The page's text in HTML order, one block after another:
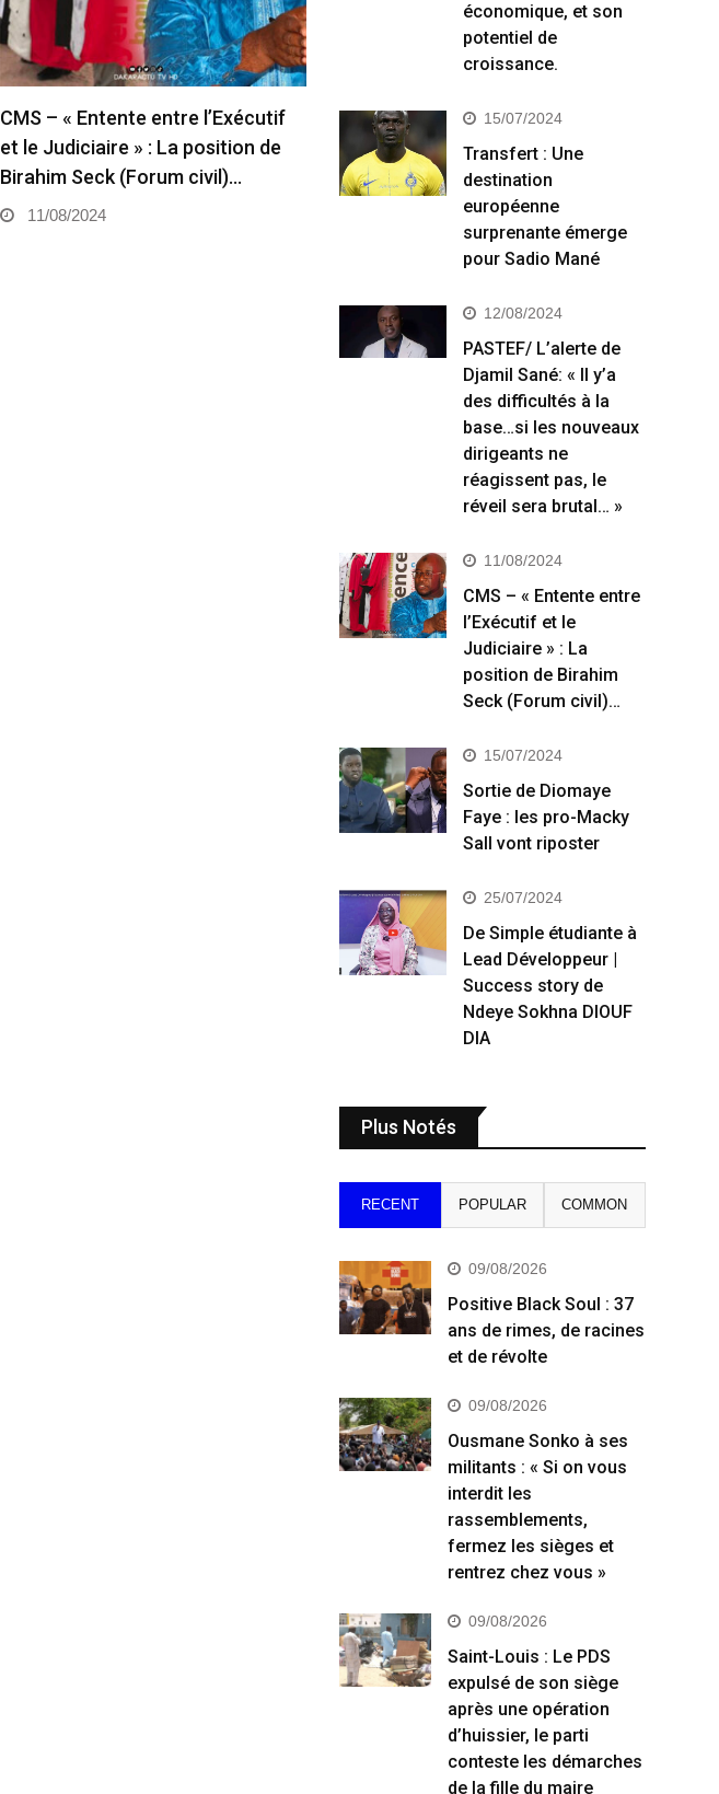
CMS – « Entente entre l’Exécutif
et le Judiciaire » : La position de
Birahim Seck (Forum civil)…
11/08/2024
économique, et son
potentiel de
croissance.
15/07/2024
Transfert : Une
destination
européenne
surprenante émerge
pour Sadio Mané
12/08/2024
PASTEF/ L’alerte de
Djamil Sané: « Il y’a
des difficultés à la
base…si les nouveaux
dirigeants ne
réagissent pas, le
réveil sera brutal… »
11/08/2024
CMS – « Entente entre
l’Exécutif et le
Judiciaire » : La
position de Birahim
Seck (Forum civil)…
15/07/2024
Sortie de Diomaye
Faye : les pro-Macky
Sall vont riposter
25/07/2024
De Simple étudiante à
Lead Développeur |
Success story de
Ndeye Sokhna DIOUF
DIA
Plus Notés
RECENT POPULAR COMMON
09/08/2026
Positive Black Soul : 37
ans de rimes, de racines
et de révolte
09/08/2026
Ousmane Sonko à ses
militants : « Si on vous
interdit les
rassemblements,
fermez les sièges et
rentrez chez vous »
09/08/2026
Saint-Louis : Le PDS
expulsé de son siège
après une opération
d’huissier, le parti
conteste les démarches
de la fille du maire